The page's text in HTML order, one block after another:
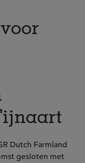
Dutch Farmland
gesloten met